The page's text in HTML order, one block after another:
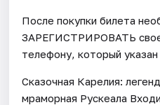
После покупки билета
ЗАРЕГИСТРИРОВАТЬ свое
телефону, который указан
Сказочная Карелия:
мраморная Рускеала